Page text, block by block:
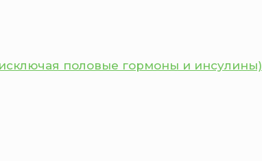
половые гормоны и инсулины)